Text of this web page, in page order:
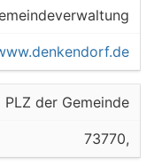
PLZ der Gemeinde
73770,